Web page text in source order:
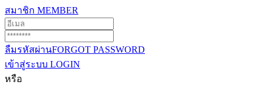
สมาชิก MEMBER
ลืมรหัสผ่านFORGOT PASSWORD
เข้าสู่ระบบ LOGIN
หรือ